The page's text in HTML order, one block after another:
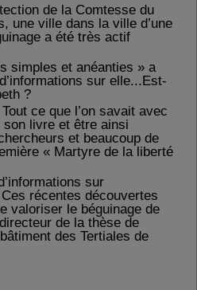
de la Comtesse du
une ville dans la ville d’une
a été très actif
simples et anéanties » a
sur elle...Est-
?
ce que l’on savait avec
son livre et être ainsi
et beaucoup de
« Martyre de la liberté
sur
récentes découvertes
valoriser le béguinage de
de la thèse de
des Tertiales de